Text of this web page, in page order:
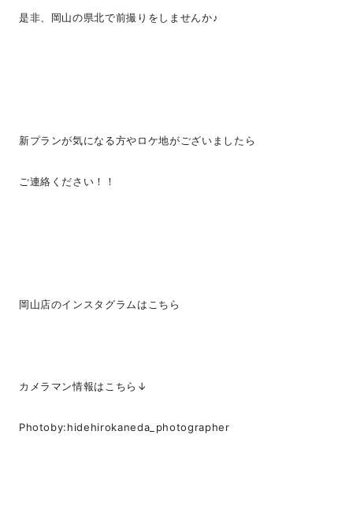
是非、岡山の県北で前撮りをしませんか♪
新プランが気になる方やロケ地がございましたら
ご連絡ください！！
岡山店のインスタグラムは こちら
カメラマン情報はこちら↓
Photoby:hidehirokaneda_photographer